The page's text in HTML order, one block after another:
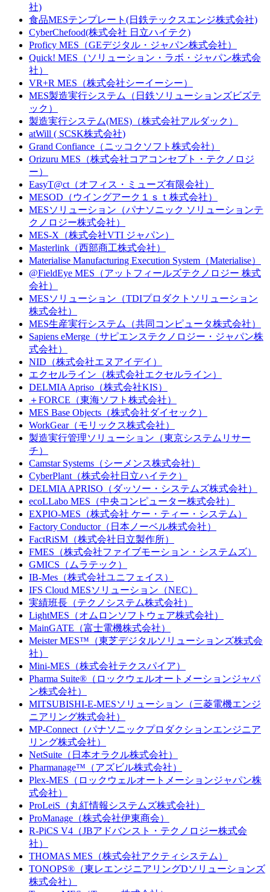
社)
食品MESテンプレート(日鉄テックスエンジ株式会社)
CyberChefood(株式会社 日立ハイテク)
Proficy MES（GEデジタル・ジャパン株式会社）
Quick! MES（ソリューション・ラボ・ジャパン株式会
社）
VR+R MES（株式会社シーイーシー）
MES製造実行システム（日鉄ソリューションズビズテ
ック）
製造実行システム(MES)（株式会社アルダック）
atWill ( SCSK株式会社)
Grand Confiance（ニッコクソフト株式会社）
Orizuru MES（株式会社コアコンセプト・テクノロジ
ー）
EasyT@ct（オフィス・ミューズ有限会社）
MESOD（ウイングアーク１ｓｔ株式会社）
MESソリューション（パナソニック ソリューションテ
クノロジー株式会社）
MES-X（株式会社VTI ジャパン）
Masterlink（西部商工株式会社）
Materialise Manufacturing Execution System（Materialise）
@FieldEye MES（アットフィールズテクノロジー 株式
会社）
MESソリューション（TDIプロダクトソリューション
株式会社）
MES生産実行システム（共同コンピュータ株式会社）
Sapiens eMerge（サピエンステクノロジー・ジャパン株
式会社）
NID（株式会社エヌアイデイ）
エクセルライン（株式会社エクセルライン）
DELMIA Apriso（株式会社KIS）
＋FORCE（東海ソフト株式会社）
MES Base Objects（株式会社ダイセック）
WorkGear（モリックス株式会社）
製造実行管理ソリューション（東京システムリサー
チ）
Camstar Systems（シーメンス株式会社）
CyberPlant（株式会社日立ハイテク）
DELMIA APRISO（ダッソー・システムズ株式会社）
ecoLLabo MES（中央コンピューター株式会社）
EXPIO-MES（株式会社 ケー・ティー・システム）
Factory Conductor（日本ノーベル株式会社）
FactRiSM（株式会社日立製作所）
FMES（株式会社ファイブモーション・システムズ）
GMICS（ムラテック）
IB-Mes（株式会社ユニフェイス）
IFS Cloud MESソリューション（NEC）
実績班長（テクノシステム株式会社）
LightMES（オムロンソフトウェア株式会社）
MainGATE（富士電機株式会社）
Meister MES™（東芝デジタルソリューションズ株式会
社）
Mini-MES（株式会社テクスパイア）
Pharma Suite®（ロックウェルオートメーションジャパ
ン株式会社）
MITSUBISHI-E-MESソリューション（三菱電機エンジ
ニアリング株式会社）
MP-Connect（パナソニックプロダクションエンジニア
リング株式会社）
NetSuite（日本オラクル株式会社）
Pharmanage™（アズビル株式会社）
Plex-MES（ロックウェルオートメーションジャパン株
式会社）
ProLeiS（丸紅情報システムズ株式会社）
ProManage（株式会社伊東商会）
R-PiCS V4（JBアドバンスト・テクノロジー株式会
社）
THOMAS MES（株式会社アクティシステム）
TONOPS®（東レエンジニアリングDソリューションズ
株式会社）